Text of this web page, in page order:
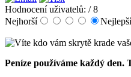
Hodnocení uživatelů: / 8
Nejhorší
Peníze používáme každý den.